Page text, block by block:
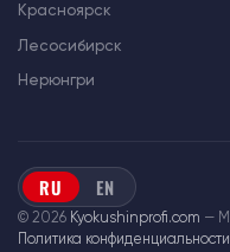
Красноярск
Лесосибирск
Нерюнгри
© 2026 Kyokushinprofi.com —
Политика конфиденциальности
RU EN